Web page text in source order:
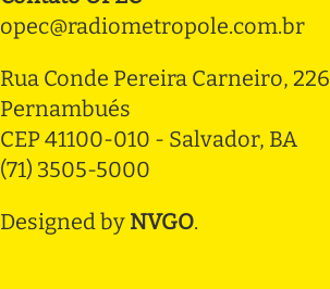
opec@radiometropole.com.br
Rua Conde Pereira Carneiro, 226
Pernambués
CEP 41100-010 - Salvador, BA
(71) 3505-5000
Designed by NVGO.